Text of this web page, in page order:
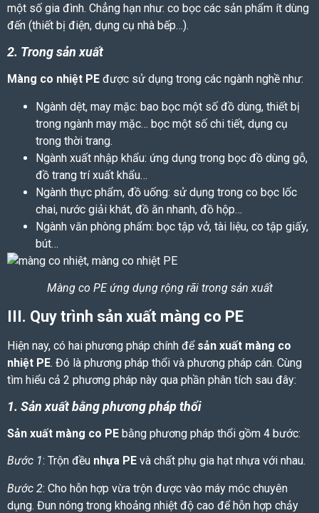
một số gia đình. Chẳng hạn như: co bọc các sản phẩm ít dùng
đến (thiết bị điện, dụng cụ nhà bếp…).
2. Trong sản xuất
Màng co nhiệt PE được sử dụng trong các ngành nghề như:
Ngành dệt, may mặc: bao bọc một số đồ dùng, thiết bị
trong ngành may mặc… bọc một số chi tiết, dụng cụ
trong thời trang.
Ngành xuất nhập khẩu: ứng dụng trong bọc đồ dùng gỗ,
đồ trang trí xuất khẩu…
Ngành thực phẩm, đồ uống: sử dụng trong co bọc lốc
chai, nước giải khát, đồ ăn nhanh, đồ hộp…
Ngành văn phòng phẩm: bọc tập vở, tài liệu, co tập giấy,
bút…
Màng co PE ứng dụng rộng rãi trong sản xuất
III. Quy trình sản xuất màng co PE
Hiện nay, có hai phương pháp chính để sản xuất màng co
nhiệt PE. Đó là phương pháp thổi và phương pháp cán. Cùng
tìm hiểu cả 2 phương pháp này qua phần phân tích sau đây:
1. Sản xuất bằng phương pháp thổi
Sản xuất màng co PE bằng phương pháp thổi gồm 4 bước:
Bước 1: Trộn đều nhựa PE và chất phụ gia hạt nhựa với nhau.
Bước 2: Cho hỗn hợp vừa trộn được vào máy móc chuyên
dụng. Đun nóng trong khoảng nhiệt độ cao để hỗn hợp chảy